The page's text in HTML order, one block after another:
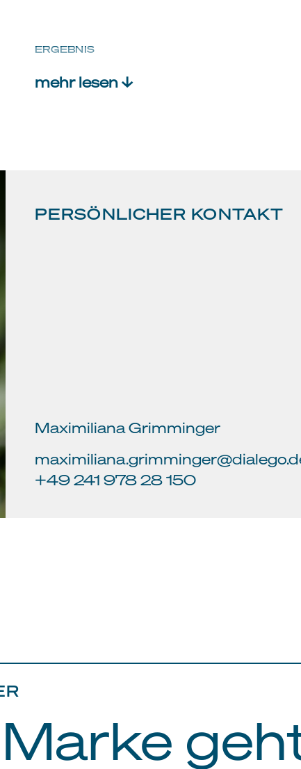
ERGEBNIS
mehr lesen ↓
PERSÖNLICHER KONTAKT
Maximiliana Grimminger
+49 241 978 28 150